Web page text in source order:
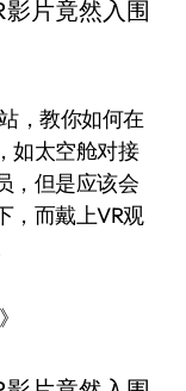
，教你如何在
如太空舱对接
，但是应该会
，而戴上VR观